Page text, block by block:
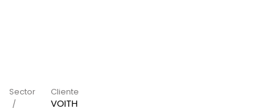
Sector Cliente
VOITH